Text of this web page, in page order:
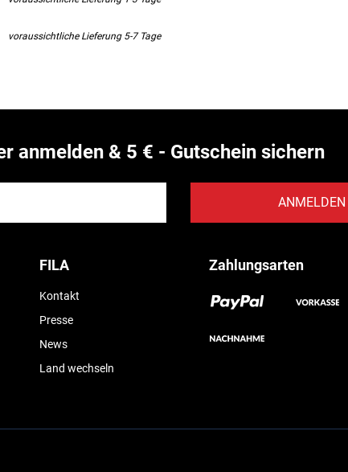
voraussichtliche Lieferung 5-7 Tage
anmelden & 5 € - Gutschein sichern
ANMELDEN
FILA
Kontakt
Presse
News
Land wechseln
Zahlungsarten